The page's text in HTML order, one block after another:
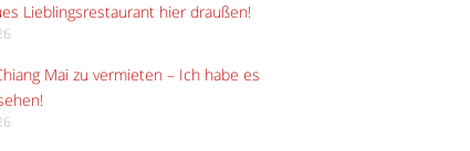
Lieblingsrestaurant hier draußen!
Mai zu vermieten – Ich habe es